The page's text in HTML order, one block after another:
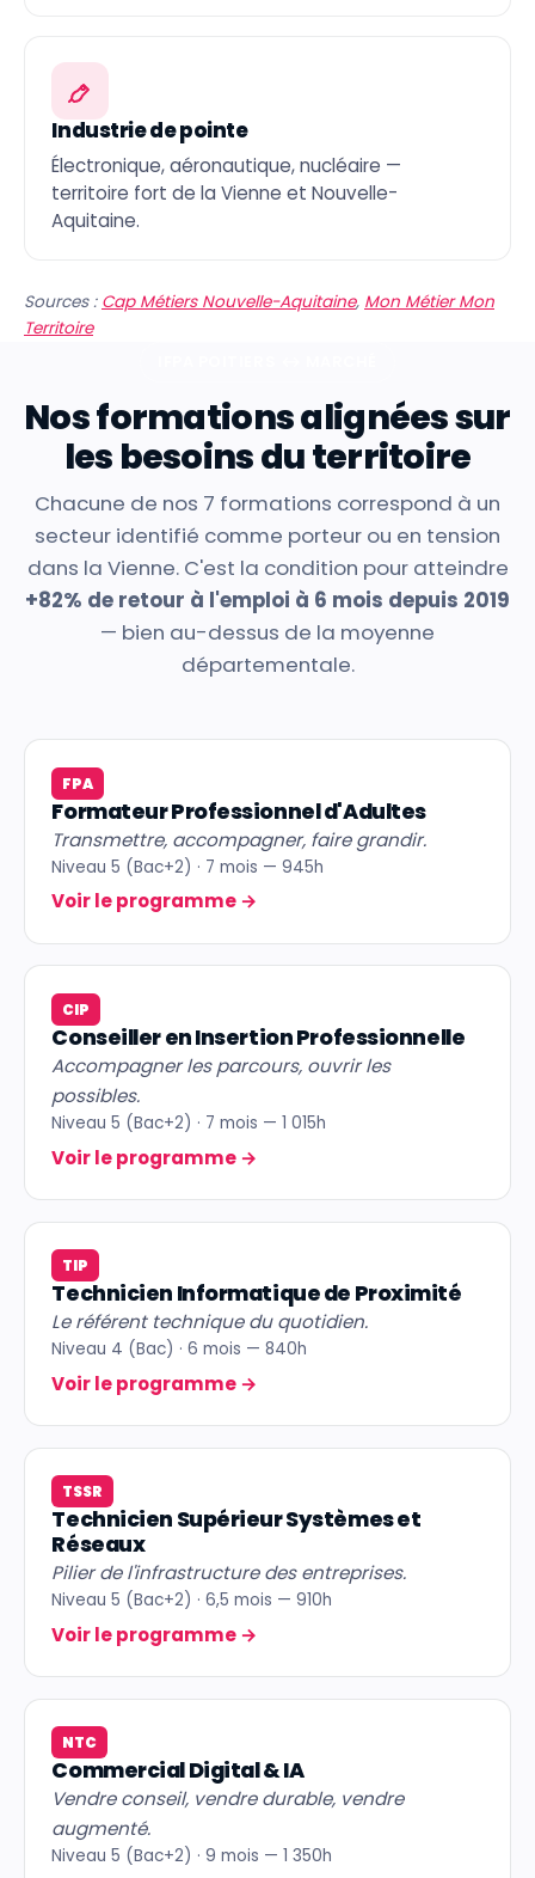
Industrie de pointe
Électronique, aéronautique, nucléaire —
territoire fort de la Vienne et Nouvelle-
Aquitaine.
Sources : Cap Métiers Nouvelle-Aquitaine, Mon Métier Mon
Territoire
Nos formations alignées sur
les besoins du territoire
Chacune de nos 7 formations correspond à un
secteur identifié comme porteur ou en tension
dans la Vienne. C'est la condition pour atteindre
+82% de retour à l'emploi à 6 mois depuis 2019
— bien au-dessus de la moyenne
départementale.
FPA
Formateur Professionnel d'Adultes
Transmettre, accompagner, faire grandir.
Niveau 5 (Bac+2) · 7 mois — 945h
Voir le programme→
CIP
Conseiller en Insertion Professionnelle
Accompagner les parcours, ouvrir les
possibles.
Niveau 5 (Bac+2) · 7 mois — 1 015h
Voir le programme→
TIP
Technicien Informatique de Proximité
Le référent technique du quotidien.
Niveau 4 (Bac) · 6 mois — 840h
Voir le programme→
TSSR
Technicien Supérieur Systèmes et
Réseaux
Pilier de l'infrastructure des entreprises.
Niveau 5 (Bac+2) · 6,5 mois — 910h
Voir le programme→
NTC
Commercial Digital & IA
Vendre conseil, vendre durable, vendre
augmenté.
Niveau 5 (Bac+2) · 9 mois — 1 350h